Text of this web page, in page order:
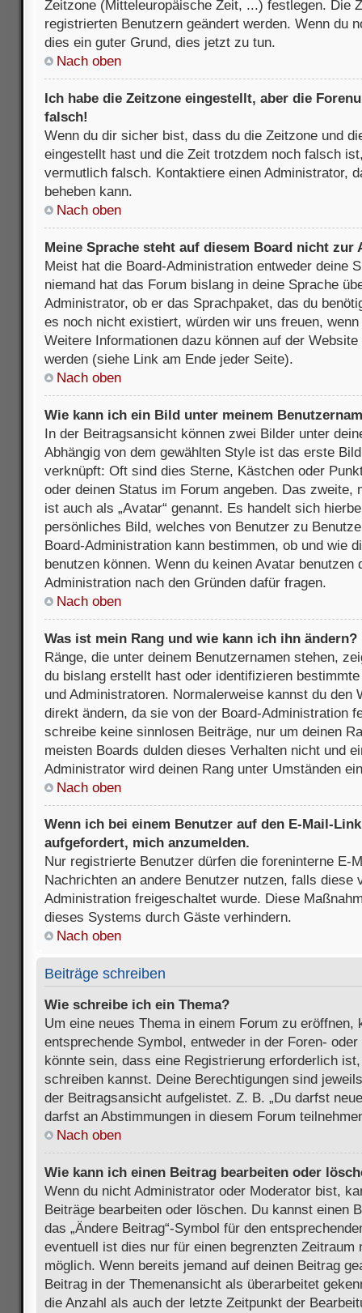
Zeitzone (Mitteleuropäische Zeit, ...) festlegen. Die
registrierten Benutzern geändert werden. Wenn du
dies ein guter Grund, dies jetzt zu tun.
Nach oben
Ich habe die Zeitzone eingestellt, aber die
falsch!
Wenn du dir sicher bist, dass du die Zeitzone und
eingestellt hast und die Zeit trotzdem noch falsch
vermutlich falsch. Kontaktiere einen Administrator,
beheben kann.
Nach oben
Meine Sprache steht auf diesem Board nicht zur
Meist hat die Board-Administration entweder deine
niemand hat das Forum bislang in deine Sprache
Administrator, ob er das Sprachpaket, das du
es noch nicht existiert, würden wir uns freuen,
Weitere Informationen dazu können auf der
werden (siehe Link am Ende jeder Seite).
Nach oben
Wie kann ich ein Bild unter meinem
In der Beitragsansicht können zwei Bilder unter
Abhängig von dem gewählten Style ist das erste
verknüpft: Oft sind dies Sterne, Kästchen oder
oder deinen Status im Forum angeben. Das zweite,
ist auch als „Avatar“ genannt. Es handelt sich
persönliches Bild, welches von Benutzer zu
Board-Administration kann bestimmen, ob und wie
benutzen können. Wenn du keinen Avatar
Administration nach den Gründen dafür fragen.
Nach oben
Was ist mein Rang und wie kann ich ihn ändern?
Ränge, die unter deinem Benutzernamen stehen,
du bislang erstellt hast oder identifizieren
und Administratoren. Normalerweise kannst du den
direkt ändern, da sie von der Board-Administration
schreibe keine sinnlosen Beiträge, nur um deinen
meisten Boards dulden dieses Verhalten nicht und
Administrator wird deinen Rang unter Umständen
Nach oben
Wenn ich bei einem Benutzer auf den E-Mail-
aufgefordert, mich anzumelden.
Nur registrierte Benutzer dürfen die foreninterne E-
Nachrichten an andere Benutzer nutzen, falls diese
Administration freigeschaltet wurde. Diese
dieses Systems durch Gäste verhindern.
Nach oben
Beiträge schreiben
Wie schreibe ich ein Thema?
Um eine neues Thema in einem Forum zu eröffnen,
entsprechende Symbol, entweder in der Foren-
könnte sein, dass eine Registrierung erforderlich
schreiben kannst. Deine Berechtigungen sind
der Beitragsansicht aufgelistet. Z. B. „Du darfst
darfst an Abstimmungen in diesem Forum
Nach oben
Wie kann ich einen Beitrag bearbeiten oder
Wenn du nicht Administrator oder Moderator bist,
Beiträge bearbeiten oder löschen. Du kannst einen
das „Ändere Beitrag“-Symbol für den
eventuell ist dies nur für einen begrenzten Zeitraum
möglich. Wenn bereits jemand auf deinen Beitrag
Beitrag in der Themenansicht als überarbeitet
die Anzahl als auch der letzte Zeitpunkt der